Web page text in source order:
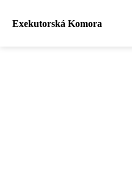
Exekutorská Komora